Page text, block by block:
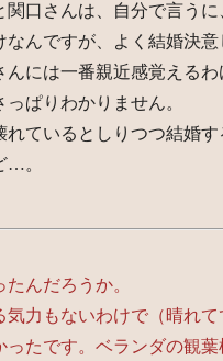
関口さんは、自分で言う
なんですが、よく結婚決
んには一番親近感覚える
ぱりわかりません。
れているとしりつつ結婚
…。
んだろうか。
気力もないわけで（晴れ
ったです。ベランダの観